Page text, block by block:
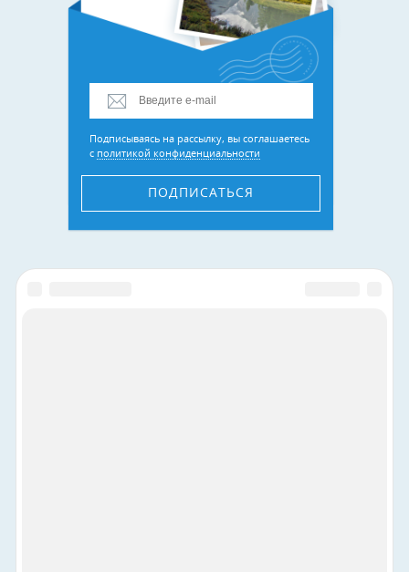
Подписываясь на рассылку, вы соглашаетесь
с политикой конфиденциальности
ПОДПИСАТЬСЯ